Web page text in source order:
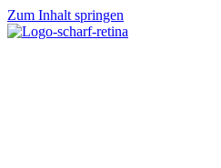
Zum Inhalt springen